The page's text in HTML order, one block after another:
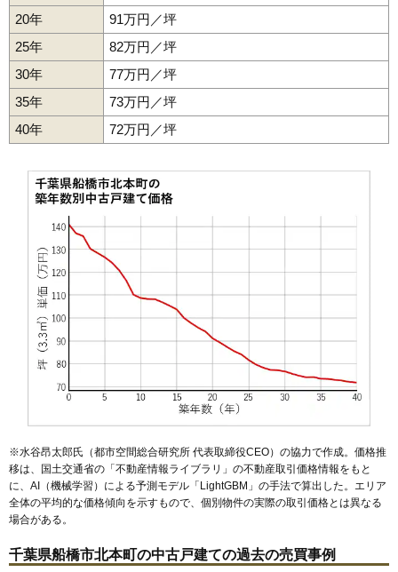
20年
91万円／坪
25年
82万円／坪
30年
77万円／坪
35年
73万円／坪
40年
72万円／坪
※水谷昂太郎氏（都市空間総合研究所 代表取締役CEO）の協力で作成。価格推
移は、国土交通省の「 不動産情報ライブラリ 」の不動産取引価格情報をもと
に、AI（機械学習）による予測モデル「LightGBM」の手法で算出した。エリア
全体の平均的な価格傾向を示すもので、個別物件の実際の取引価格とは異なる
場合がある。
千葉県船橋市北本町の中古戸建ての過去の売買事例